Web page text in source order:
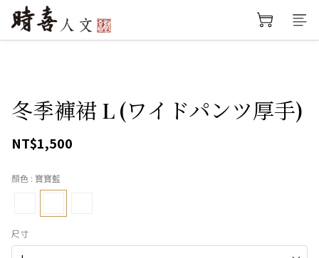
冬季褲裙 L (ワイドパンツ厚手)
NT$1,500
顏色 : 寶寶藍
尺寸